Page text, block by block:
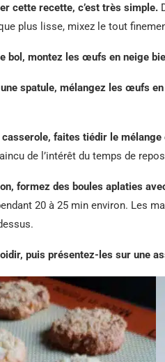
cette recette, c’est très simple.
plus lisse, mixez le tout
bol, montez les œufs en neige
spatule, mélangez les œufs
faites tiédir le mélange
de l’intérêt du temps de
formez des boules aplaties
20 à 25 min environ. Les
puis présentez-les sur une